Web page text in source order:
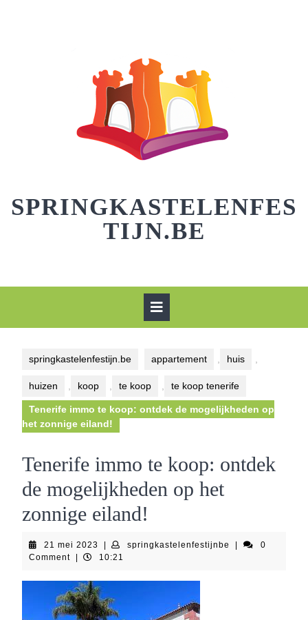
SPRINGKASTELENFES
TIJN.BE
springkastelenfestijn.be appartement huis
huizen koop te koop te koop tenerife
Tenerife immo te koop: ontdek de mogelijkheden op
het zonnige eiland!
Tenerife immo te koop: ontdek
de mogelijkheden op het
zonnige eiland!
21 mei 2023 21
mei
springkastelenfestijnbe
0
Comment
10:21